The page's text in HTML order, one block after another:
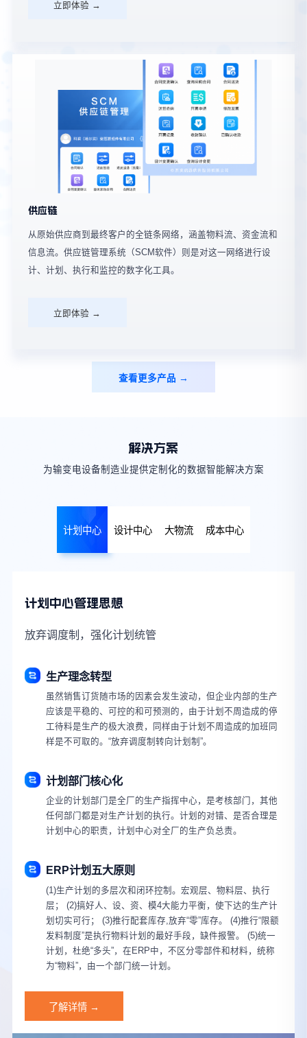
立即体验 →
供应链
从原始供应商到最终客户的全链条网络，涵盖物料流、资金流和
信息流。供应链管理系统（SCM软件）则是对这一网络进行设
计、计划、执行和监控的数字化工具。
立即体验 →
查看更多产品 →
解决方案
为输变电设备制造业提供定制化的数据智能解决方案
计划中心 设计中心 大物流 成本中心
计划中心管理思想
放弃调度制，强化计划统管
生产理念转型
虽然销售订货随市场的因素会发生波动，但企业内部的生产
应该是平稳的、可控的和可预测的，由于计划不周造成的停
工待料是生产的极大浪费，同样由于计划不周造成的加班同
样是不可取的。“放弃调度制转向计划制”。
计划部门核心化
企业的计划部门是全厂的生产指挥中心，是考核部门，其他
任何部门都是对生产计划的执行。计划的对错、是否合理是
计划中心的职责，计划中心对全厂的生产负总责。
ERP计划五大原则
(1)生产计划的多层次和闭环控制。宏观层、物料层、执行
层； (2)搞好人、设、资、模4大能力平衡，使下达的生产计
划切实可行； (3)推行配套库存,放弃“零”库存。 (4)推行“限额
发料制度”是执行物料计划的最好手段，缺件报警。 (5)统一
计划，杜绝“多头”，在ERP中，不区分零部件和材料，统称
为“物料”，由一个部门统一计划。
了解详情 →